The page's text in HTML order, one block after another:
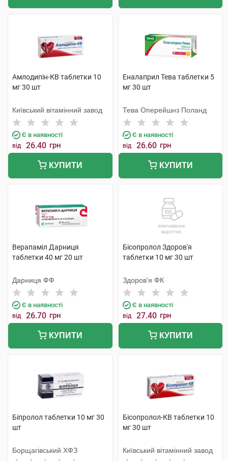
Амлодипін-КВ таблетки 10
мг 30 шт
Київський вітамінний завод
Є в наявності
від 26.40 грн
КУПИТИ
Еналаприл Тева таблетки 5
мг 30 шт
Тева Оперейшнз Поланд
Є в наявності
від 26.60 грн
КУПИТИ
Верапаміл Дарниця
таблетки 40 мг 20 шт
Дарниця ФФ
Є в наявності
від 26.70 грн
КУПИТИ
Бісопролол Здоров'я
таблетки 10 мг 30 шт
Здоров'я ФК
Є в наявності
від 27.40 грн
КУПИТИ
Біпролол таблетки 10 мг 30
шт
Борщагівський ХФЗ
Бісопролол-КВ таблетки 10
мг 30 шт
Київський вітамінний завод